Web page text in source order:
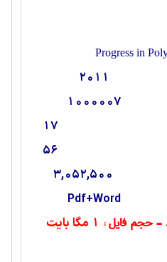
Progress in
2011
1000007
17
56
3,052,500
Pdf+Word
- حجم فایل : 1 مگا بایت